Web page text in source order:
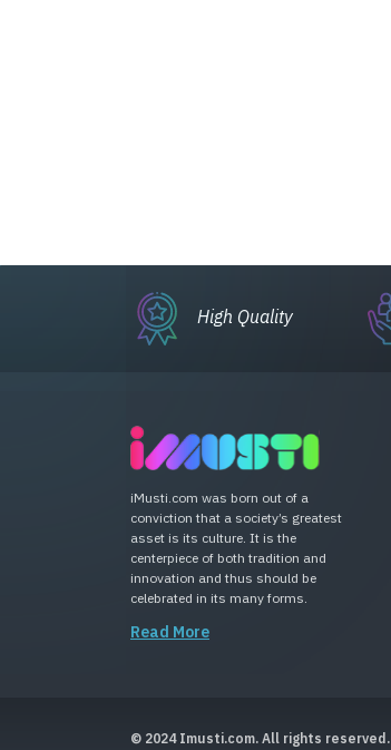
High Quality
iMusti.com was born out of a
conviction that a society’s greatest
asset is its culture. It is the
centerpiece of both tradition and
innovation and thus should be
celebrated in its many forms.
Read More
© 2024 Imusti.com. All rights reserved.